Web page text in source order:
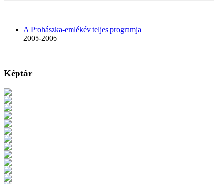
A Prohászka-emlékév teljes programja
2005-2006
Képtár